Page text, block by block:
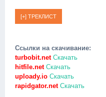
Ссылки на скачивание:
turbobit.netСкачать
hitfile.netСкачать
uploady.io Скачать
rapidgator.netСкачать